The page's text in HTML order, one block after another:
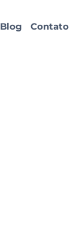
Blog Contato